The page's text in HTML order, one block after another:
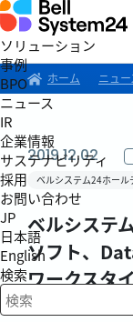
ソリューション
事例
BPO
ニュース
IR
企業情報
サステナビリティ
採用
お問い合わせ
JP
日本語
English
検索
検索キーワード入力
ホーム ニュー
2019.12.02
ベルシステム24ホール
ベルシステ
ソフト、
ワークスタ
ェクト」開始